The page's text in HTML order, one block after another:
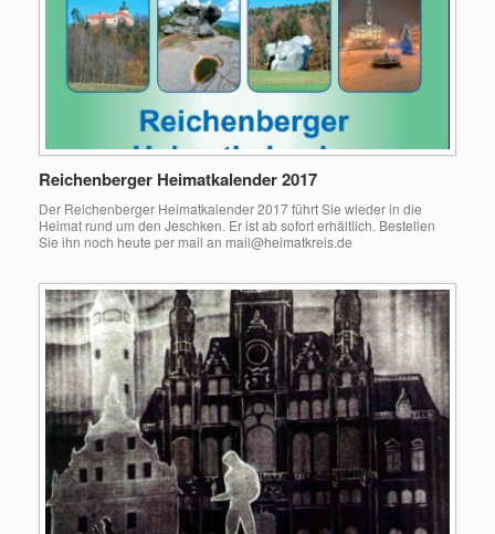
Reichenberger Heimatkalender 2017
Der Reichenberger Heimatkalender 2017 führt Sie wieder in die
Heimat rund um den Jeschken. Er ist ab sofort erhältlich. Bestellen
Sie ihn noch heute per mail an mail@heimatkreis.de